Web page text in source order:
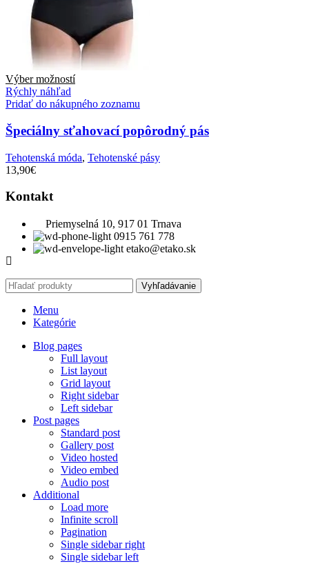
Výber možností
Rýchly náhľad
Pridať do nákupného zoznamu
Špeciálny sťahovací popôrodný pás
Tehotenská móda, Tehotenské pásy
13,90€
Kontakt
Priemyselná 10, 917 01 Trnava
0915 761 778
etako@etako.sk
Vyhľadávanie
Menu
Kategórie
Blog pages
Full layout
List layout
Grid layout
Right sidebar
Left sidebar
Post pages
Standard post
Gallery post
Video hosted
Video embed
Audio post
Additional
Load more
Infinite scroll
Pagination
Single sidebar right
Single sidebar left